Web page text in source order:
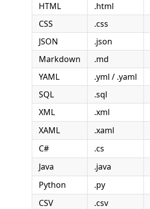
HTML
.html
CSS
.css
JSON
.json
Markdown
.md
YAML
.yml / .yaml
SQL
.sql
XML
.xml
XAML
.xaml
C#
.cs
Java
.java
Python
.py
CSV
.csv